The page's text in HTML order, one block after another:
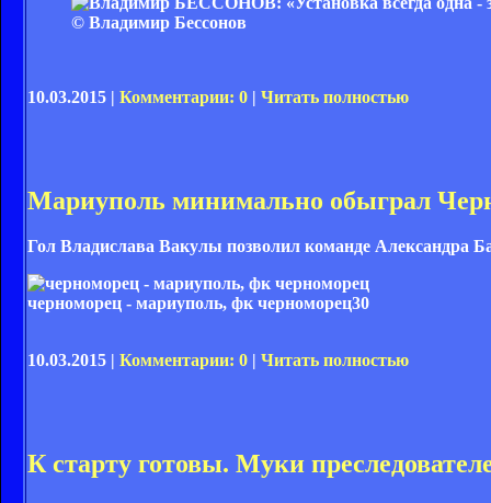
© Владимир Бессонов
10.03.2015 | Комментарии: 0 | Читать полностью
Мариуполь минимально обыграл
Гол Владислава Вакулы позволил команде Александра
черноморец - мариуполь, фк черноморец30
10.03.2015 | Комментарии: 0 | Читать полностью
К старту готовы. Муки